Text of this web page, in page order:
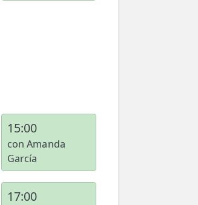
15:00
con Amanda
García
17:00